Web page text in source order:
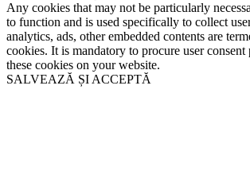
Any cookies that may not be particularly
to function and is used specifically to collect
analytics, ads, other embedded contents are
cookies. It is mandatory to procure user
these cookies on your website.
SALVEAZĂ ȘI ACCEPTĂ